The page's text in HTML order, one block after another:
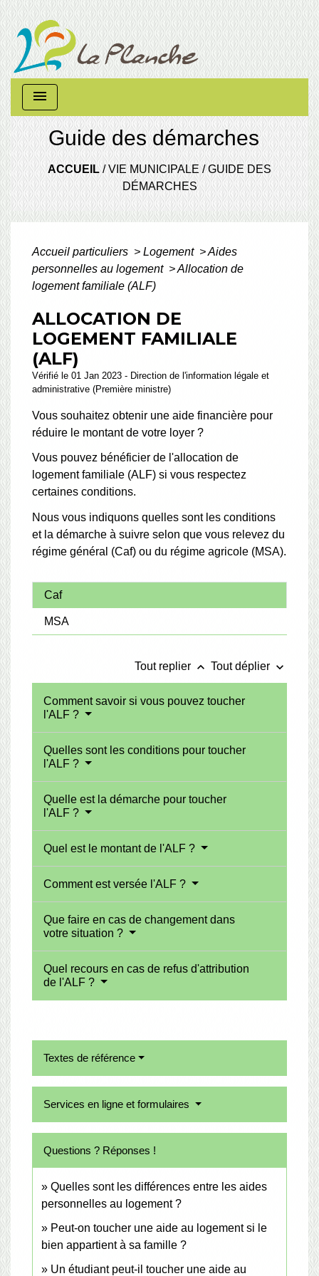
menu
Guide des démarches
ACCUEIL/VIE MUNICIPALE/GUIDE DES
DÉMARCHES
Accueil particuliers > Logement >Aides
personnelles au logement >Allocation de
logement familiale (ALF)
ALLOCATION DE
LOGEMENT FAMILIALE
(ALF)
Vérifié le 01 Jan 2023 - Direction de l'information légale et
administrative (Première ministre)
Vous souhaitez obtenir une aide financière pour
réduire le montant de votre loyer ?
Vous pouvez bénéficier de l'allocation de
logement familiale (ALF) si vous respectez
certaines conditions.
Nous vous indiquons quelles sont les conditions
et la démarche à suivre selon que vous relevez du
régime général (Caf) ou du régime agricole (MSA).
Caf
MSA
Tout replier keyboard_arrow_up Tout déplier keyboard_arrow_down
Comment savoir si vous pouvez toucher
l'ALF ?
Quelles sont les conditions pour toucher
l'ALF ?
Quelle est la démarche pour toucher
l'ALF ?
Quel est le montant de l'ALF ?
Comment est versée l'ALF ?
Que faire en cas de changement dans
votre situation ?
Quel recours en cas de refus d'attribution
de l'ALF ?
Textes de référence
Services en ligne et formulaires
Questions ? Réponses !
Quelles sont les différences entre les aides
personnelles au logement ?
Peut-on toucher une aide au logement si le
bien appartient à sa famille ?
Un étudiant peut-il toucher une aide au